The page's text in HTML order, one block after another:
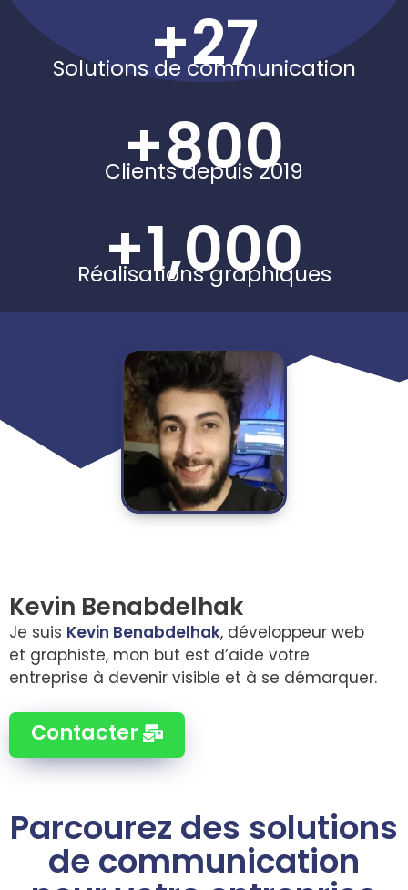
+27
Solutions de communication
+800
Clients depuis 2019
+1,000
Réalisations graphiques
Kevin Benabdelhak
Je suis Kevin Benabdelhak, développeur web
et graphiste, mon but est d’aide votre
entreprise à devenir visible et à se démarquer.
Contacter
Parcourez des solutions
de communication